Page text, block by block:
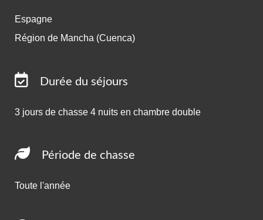
Espagne
Région de Mancha (Cuenca)
Durée du séjours
3 jours de chasse 4 nuits en chambre double
Période de chasse
Toute l'année